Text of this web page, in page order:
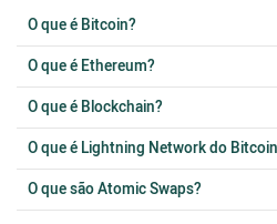
O que é Bitcoin?
O que é Ethereum?
O que é Blockchain?
O que é Lightning Network do
O que são Atomic Swaps?